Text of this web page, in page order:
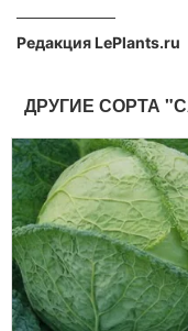
Редакция LePlants.ru
ДРУГИЕ СОРТА